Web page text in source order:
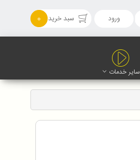
ورود سبد خرید 0
سایر خدمات